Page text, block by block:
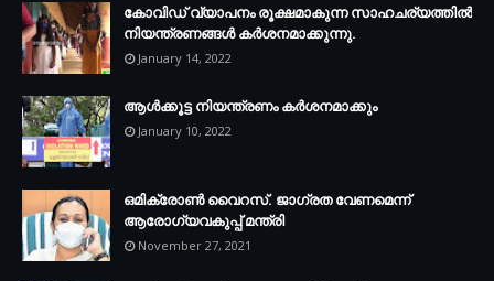
കോവിഡ് വ്യാപനം രൂക്ഷമാകുന്ന സാഹചര്യത്തില്‍
നിയന്ത്രണങ്ങള്‍ കര്‍ശനമാക്കുന്നു.
January 14, 2022
ആള്‍ക്കൂട്ട നിയന്ത്രണം കര്‍ശനമാക്കും
January 10, 2022
ഒമിക്രോണ്‍ വൈറസ്. ജാഗ്രത വേണമെന്ന്
ആരോഗ്യവകുപ്പ് മന്ത്രി
November 27, 2021